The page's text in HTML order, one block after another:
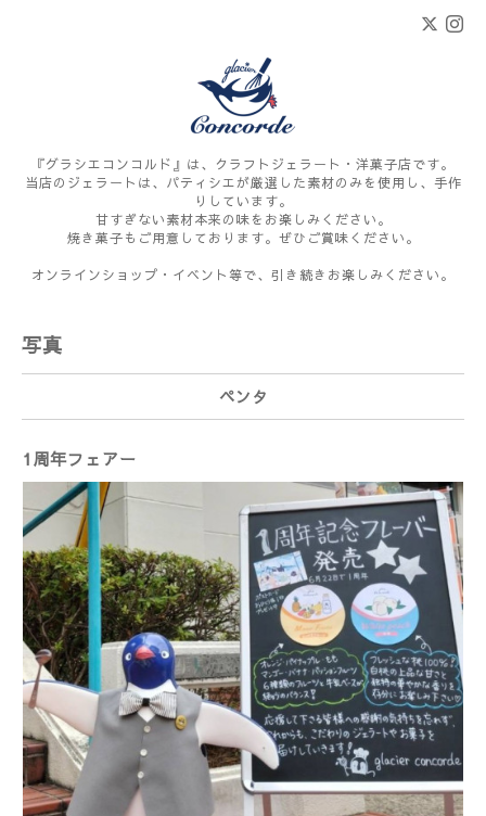
『グラシエコンコルド』は、クラフトジェラート・洋菓子店です。
当店のジェラートは、パティシエが厳選した素材のみを使用し、手作
りしています。
甘すぎない素材本来の味をお楽しみください。
焼き菓子もご用意しております。ぜひご賞味ください。
オンラインショップ・イベント等で、引き続きお楽しみください。
写真
ペンタ
1周年フェアー